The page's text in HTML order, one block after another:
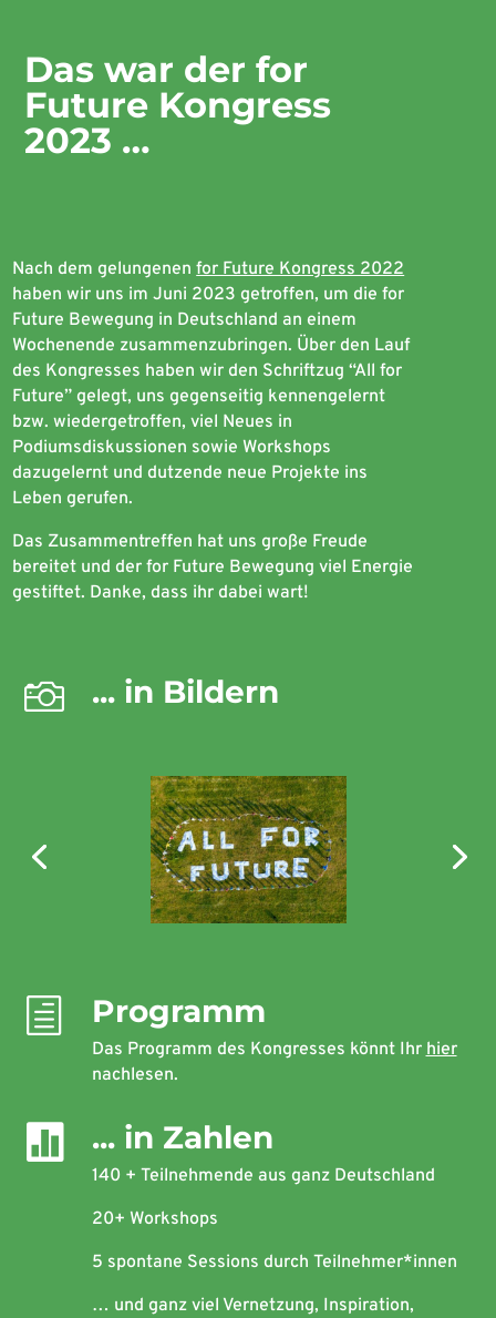
Das war der for
Future Kongress
2023 …
Nach dem gelungenenfor Future Kongress 2022
haben wir uns im Juni 2023 getroffen, um die for
Future Bewegung in Deutschland an einem
Wochenende zusammenzubringen. Über den Lauf
des Kongresses haben wir den Schriftzug “All for
Future” gelegt, uns gegenseitig kennengelernt
bzw. wiedergetroffen, viel Neues in
Podiumsdiskussionen sowie Workshops
dazugelernt und dutzende neue Projekte ins
Leben gerufen.
Das Zusammentreffen hat uns große Freude
bereitet und der for Future Bewegung viel Energie
gestiftet. Danke, dass ihr dabei wart!
 ... in Bildern
h Programm
Das Programm des Kongresses könnt Ihr hier
nachlesen.
 ... in Zahlen
140 + Teilnehmende aus ganz Deutschland
20+ Workshops
5 spontane Sessions durch Teilnehmer*innen
… und ganz viel Vernetzung, Inspiration,